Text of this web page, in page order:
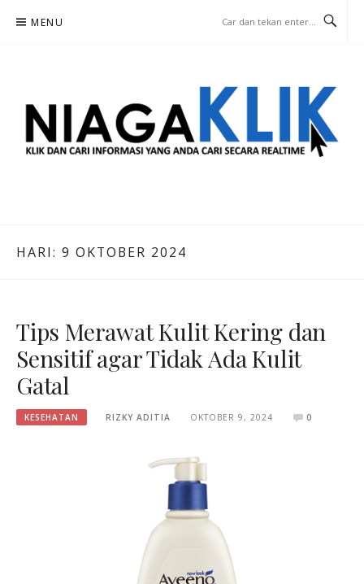
MENU
HARI: 9 OKTOBER 2024
Tips Merawat Kulit Kering dan
Sensitif agar Tidak Ada Kulit
Gatal
KESEHATAN RIZKY ADITIA OKTOBER 9, 2024 0